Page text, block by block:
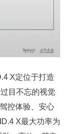
X定位于打造
目不忘的视觉
控体验、安心
X最大功率为